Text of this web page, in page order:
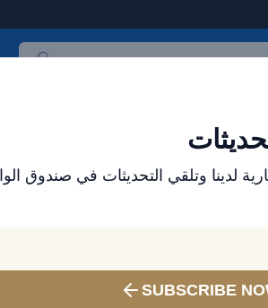
لدينا وتلقي التحديثات في صندوق
SUBSCRIBE